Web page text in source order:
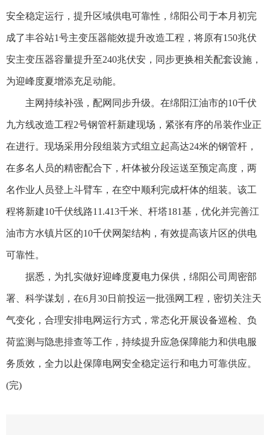
安全稳定运行，提升区域供电可靠性，绵阳公司于本月初完
成了丰谷站1号主变压器能效提升改造工程，将原有150兆伏
安主变压器容量提升至240兆伏安，同步更换相关配套设施，
为迎峰度夏增添充足动能。
主网持续补强，配网同步升级。在绵阳江油市的10千伏
九方线改造工程2号钢管杆新建现场，紧张有序的吊装作业正
在进行。现场采用分段组装方式组立起高达24米的钢管杆，
在多名人员的精密配合下，杆体被分段运送至预定高度，两
名作业人员登上斗臂车，在空中顺利完成杆体的组装。该工
程将新建10千伏线路11.413千米、杆塔181基，优化并完善江
油市方水镇片区的10千伏网架结构，有效提高该片区的供电
可靠性。
据悉，为扎实做好迎峰度夏电力保供，绵阳公司周密部
署、科学谋划，在6月30日前投运一批强网工程，密切关注天
气变化，合理安排电网运行方式，常态化开展设备巡检、负
荷监测与隐患排查等工作，持续提升应急保障能力和供电服
务质效，全力以赴保障电网安全稳定运行和电力可靠供应。
(完)